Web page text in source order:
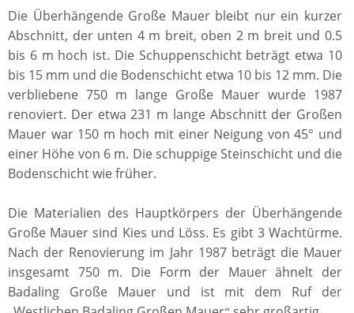
Die Überhängende Große Mauer bleibt nur ein kurzer
Abschnitt, der unten 4 m breit, oben 2 m breit und 0.5
bis 6 m hoch ist. Die Schuppenschicht beträgt etwa 10
bis 15 mm und die Bodenschicht etwa 10 bis 12 mm. Die
verbliebene 750 m lange Große Mauer wurde 1987
renoviert. Der etwa 231 m lange Abschnitt der Großen
Mauer war 150 m hoch mit einer Neigung von 45° und
einer Höhe von 6 m. Die schuppige Steinschicht und die
Bodenschicht wie früher.
Die Materialien des Hauptkörpers der Überhängende
Große Mauer sind Kies und Löss. Es gibt 3 Wachtürme.
Nach der Renovierung im Jahr 1987 beträgt die Mauer
insgesamt 750 m. Die Form der Mauer ähnelt der
Badaling Große Mauer und ist mit dem Ruf der